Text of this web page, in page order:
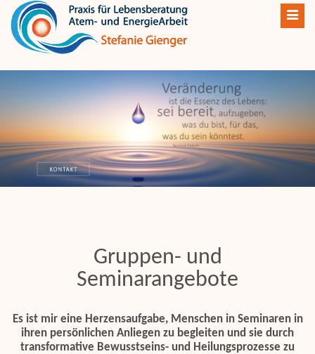
Gruppen- und
Seminarangebote
Es ist mir eine Herzensaufgabe, Menschen in Seminaren in
ihren persönlichen Anliegen zu begleiten und sie durch
transformative Bewusstseins- und Heilungsprozesse zu